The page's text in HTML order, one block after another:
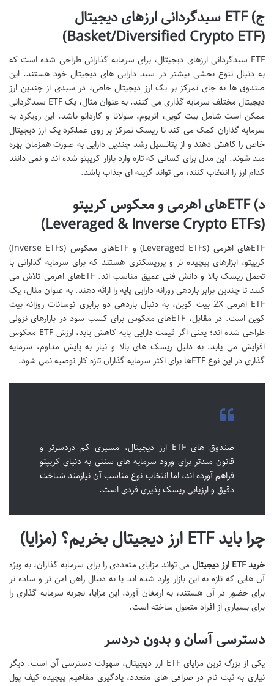
ج) ETF سبدگردانی ارزهای دیجیتال
(Basket/Diversified Crypto ETF)
ETF سبدگردانی ارزهای دیجیتال، برای سرمایه گذارانی طراحی شده است که
به دنبال تنوع بخشی بیشتر در سبد دارایی های دیجیتال خود هستند. این
صندوق ها به جای تمرکز بر یک ارز دیجیتال خاص، در سبدی از چندین ارز
دیجیتال مختلف سرمایه گذاری می کنند. به عنوان مثال، یک ETF سبدگردانی
ممکن است شامل بیت کوین، اتریوم، سولانا و کاردانو باشد. این رویکرد به
سرمایه گذاران کمک می کند تا ریسک تمرکز بر روی عملکرد یک ارز دیجیتال
خاص را کاهش دهند و از پتانسیل رشد چندین دارایی به صورت همزمان بهره
مند شوند. این مدل برای کسانی که تازه وارد بازار کریپتو شده اند و نمی دانند
کدام ارز را انتخاب کنند، می تواند گزینه ای جذاب باشد.
د) ETFهای اهرمی و معکوس کریپتو
(Leveraged & Inverse Crypto ETFs)
ETFهای اهرمی (Leveraged ETFs) و ETFهای معکوس (Inverse ETFs)
کریپتو، ابزارهای پیچیده تر و پرریسکتری هستند که برای سرمایه گذارانی با
تحمل ریسک بالا و دانش فنی عمیق مناسب اند. ETFهای اهرمی تلاش می
کنند تا چندین برابر بازدهی روزانه دارایی پایه را ارائه دهند. به عنوان مثال، یک
ETF اهرمی 2X بیت کوین، به دنبال بازدهی دو برابری نوسانات روزانه بیت
کوین است. در مقابل، ETFهای معکوس برای کسب سود در بازارهای نزولی
طراحی شده اند؛ یعنی اگر قیمت دارایی پایه کاهش یابد، ارزش ETF معکوس
افزایش می یابد. به دلیل ریسک های بالا و نیاز به پایش مداوم، سرمایه
گذاری در این نوع ETFها برای اکثر سرمایه گذاران تازه کار توصیه نمی شود.
صندوق های ETF ارز دیجیتال، مسیری کم دردسرتر و
قانون مندتر برای ورود سرمایه های سنتی به دنیای کریپتو
فراهم آورده اند، اما انتخاب نوع مناسب آن نیازمند شناخت
دقیق و ارزیابی ریسک پذیری فردی است.
چرا باید ETF ارز دیجیتال بخریم؟ (مزایا)
خرید ETF ارز دیجیتال
می تواند مزایای متعددی را برای سرمایه گذاران، به ویژه
آن هایی که تازه به این بازار وارد شده اند یا به دنبال راهی امن تر و ساده تر
برای حضور در آن هستند، به ارمغان آورد. این مزایا، تجربه سرمایه گذاری را
برای بسیاری از افراد متحول ساخته است.
دسترسی آسان و بدون دردسر
یکی از بزرگ ترین مزایای ETF ارز دیجیتال، سهولت دسترسی آن است. دیگر
نیازی به ثبت نام در صرافی های متعدد، یادگیری مفاهیم پیچیده کیف پول